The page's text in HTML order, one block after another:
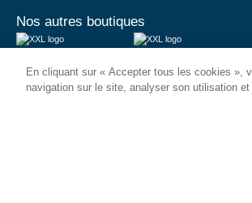
Nos autres boutiques
Königsborner Straße 26a
39175 Biederitz | Deutschland
Vrijheidweg 34
1521RR Wormerveer |
En cliquant sur « Accepter tous les cookies »,
navigation sur le site, analyser son utilisation